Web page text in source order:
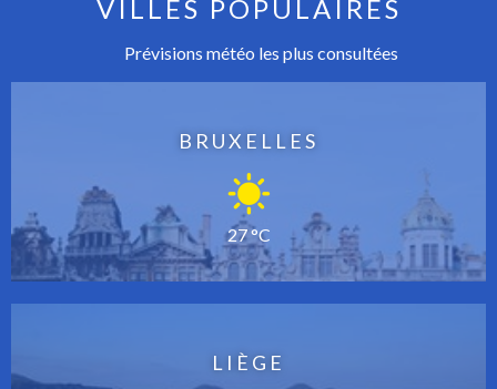
VILLES POPULAIRES
Prévisions météo les plus consultées
BRUXELLES
27 °C
LIÈGE